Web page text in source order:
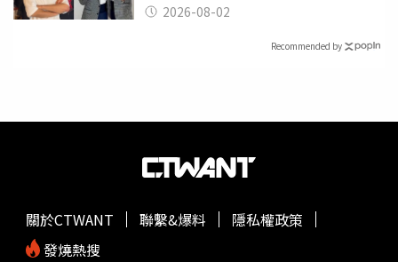
2026-08-02
Recommended by
關於CTWANT 聯繫&爆料
隱私權政策
發燒熱搜